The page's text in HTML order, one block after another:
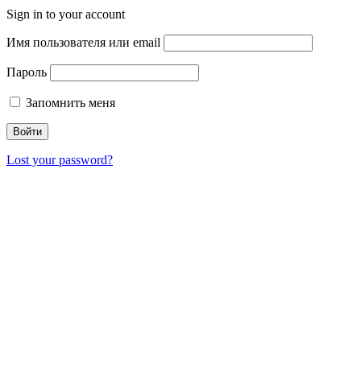
Sign in to your account
Имя пользователя или email
Пароль
Запомнить меня
Lost your password?